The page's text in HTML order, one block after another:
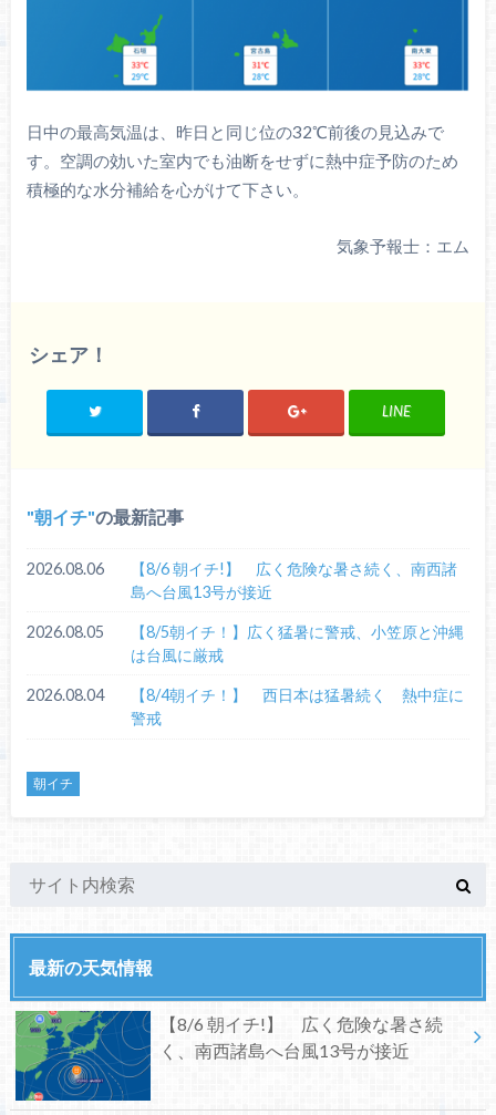
日中の最高気温は、昨日と同じ位の32℃前後の見込みで
す。空調の効いた室内でも油断をせずに熱中症予防のため
積極的な水分補給を心がけて下さい。
気象予報士：エム
シェア！
LINE
朝イチ の最新記事
2026.08.06
【8/6 朝イチ!】 広く危険な暑さ続く、南西諸
島へ台風13号が接近
2026.08.05
【8/5朝イチ！】広く猛暑に警戒、小笠原と沖縄
は台風に厳戒
2026.08.04
【8/4朝イチ！】 西日本は猛暑続く 熱中症に
警戒
朝イチ
最新の天気情報
【8/6 朝イチ!】 広く危険な暑さ続
く、南西諸島へ台風13号が接近